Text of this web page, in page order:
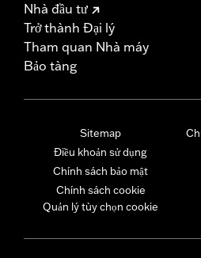
Nhà đầu tư
Trở thành Đại lý
Tham quan Nhà máy
Bảo tàng
Sitemap
Điều khoản sử dụng
Chính sách bảo mật
Chính sách cookie
Quản lý tùy chọn cookie